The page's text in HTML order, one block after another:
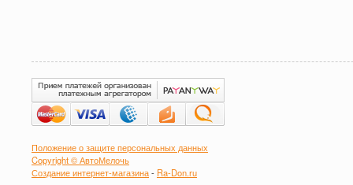
Положение о защите персональных данных
Copyright © АвтоМелочь
Создание интернет-магазина- Ra-Don.ru